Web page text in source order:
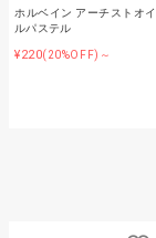
ホルベイン アーチストオイ
ルパステル
¥220(20%OFF)～